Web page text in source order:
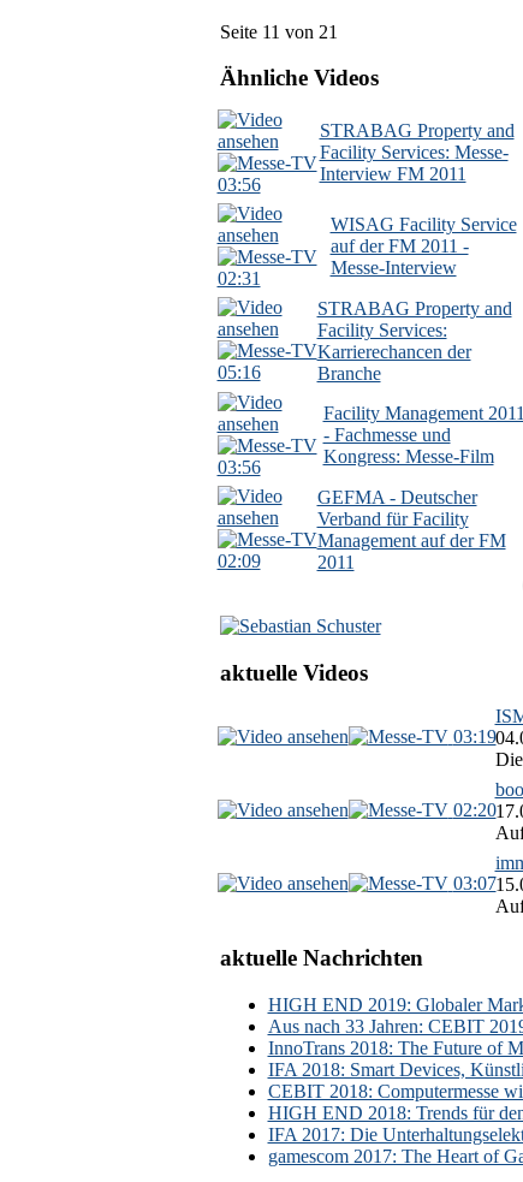
Seite 11 von 21
Ähnliche Videos
03:56
STRABAG Property and
Facility Services: Messe-
Interview FM 2011
02:31
WISAG Facility Service
auf der FM 2011 -
Messe-Interview
05:16
STRABAG Property and
Facility Services:
Karrierechancen der
Branche
03:56
Facility Management 2011
- Fachmesse und
Kongress: Messe-Film
02:09
GEFMA - Deutscher
Verband für Facility
Management auf der FM
2011
aktuelle Videos
03:19
02:20
03:07
aktuelle Nachrichten
HIGH END 2019: Globaler
Aus nach 33 Jahren: CEBIT
InnoTrans 2018: The Future of
IFA 2018: Smart Devices,
CEBIT 2018: Computermesse
HIGH END 2018: Trends für
IFA 2017: Die
gamescom 2017: The Heart of